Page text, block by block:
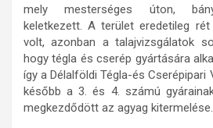
mely mesterséges úton,
keletkezett. A terület eredetileg
volt, azonban a talajvizsgálatok
hogy tégla és cserép gyártására
így a Délalföldi Tégla-és Cserépipari
később a 3. és 4. számú
megkezdődött az agyag kitermelése.